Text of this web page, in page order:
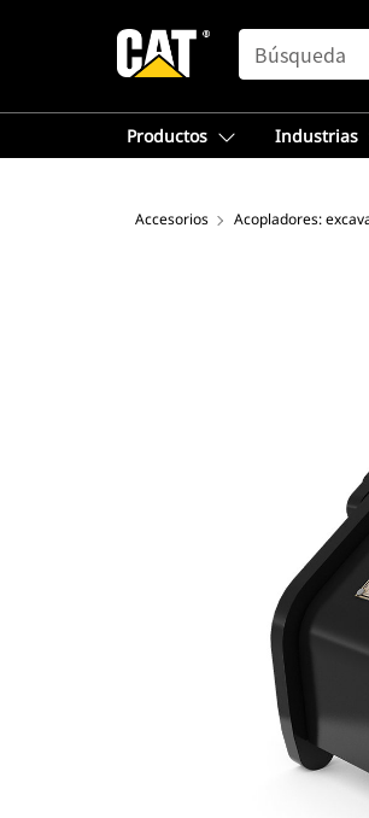
SEARCH
Productos Industrias
Accesorios Acopladores: